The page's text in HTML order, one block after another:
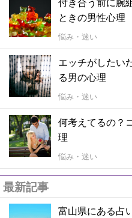
ときの男性心理
悩み・迷い
エッチがしたい
る男の心理
悩み・迷い
何考えてるの？
理
悩み・迷い
最新記事
富山県にある占